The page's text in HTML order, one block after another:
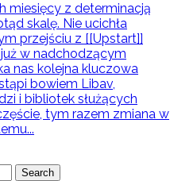
miesięcy z determinacją
skalę. Nie ucichła
przejściu z [[Upstart]]
w nadchodzącym
nas kolejna kluczowa
bowiem Libav,
i bibliotek służących
tym razem zmiana w
Search